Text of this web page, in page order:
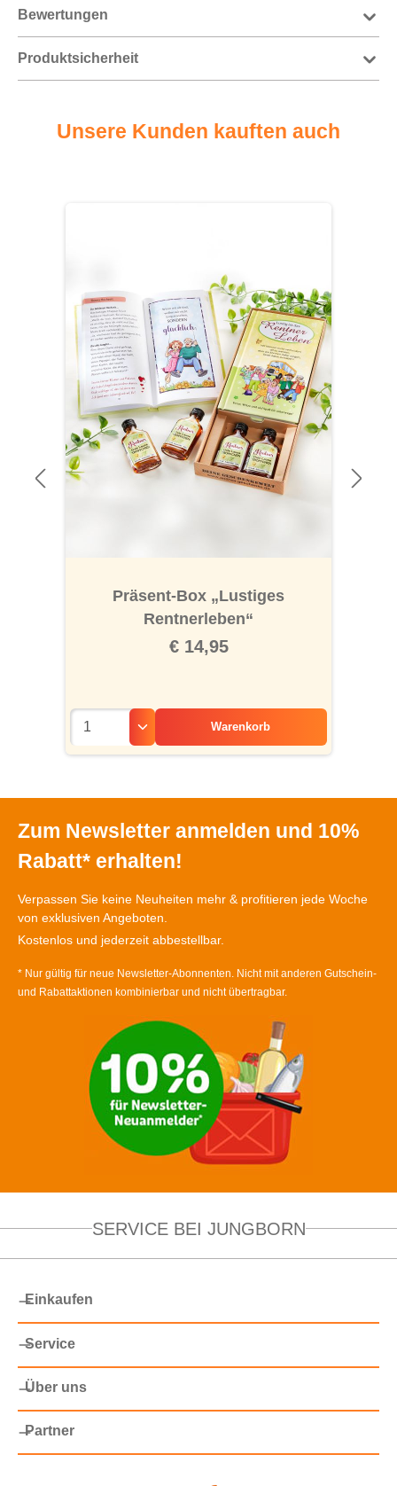
Bewertungen
Produktsicherheit
Unsere Kunden kauften auch
Präsent-Box „Lustiges
Rentnerleben“
€ 14,95
Warenkorb
Zum Newsletter anmelden und 10%
Rabatt* erhalten!
Verpassen Sie keine Neuheiten mehr & profitieren jede Woche
von exklusiven Angeboten.
Kostenlos und jederzeit abbestellbar.
* Nur gültig für neue Newsletter-Abonnenten. Nicht mit anderen Gutschein-
und Rabattaktionen kombinierbar und nicht übertragbar.
SERVICE BEI JUNGBORN
Einkaufen
Service
Über uns
Partner